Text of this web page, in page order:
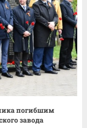
погибшим
завода